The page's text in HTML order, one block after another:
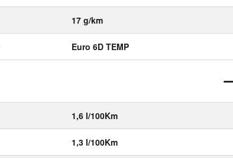
17 g/km
Euro 6D TEMP
1,6 l/100Km
1,3 l/100Km